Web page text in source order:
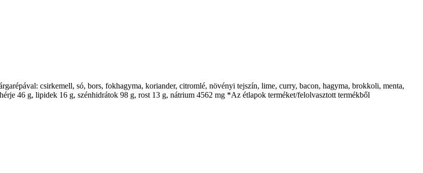
csirkemell, só, bors, fokhagyma, koriander, citromlé, növényi tejszín, lime, curry, bacon, hagyma, brokkoli, menta,
46 g, lipidek 16 g, szénhidrátok 98 g, rost 13 g, nátrium 4562 mg *Az étlapok terméket/felolvasztott termékből